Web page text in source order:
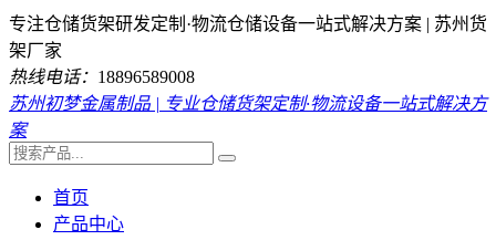
专注仓储货架研发定制·物流仓储设备一站式解决方案 | 苏州货
架厂家
热线电话： 18896589008
苏州初梦金属制品 | 专业仓储货架定制·物流设备一站式解决方
案
首页
产品中心